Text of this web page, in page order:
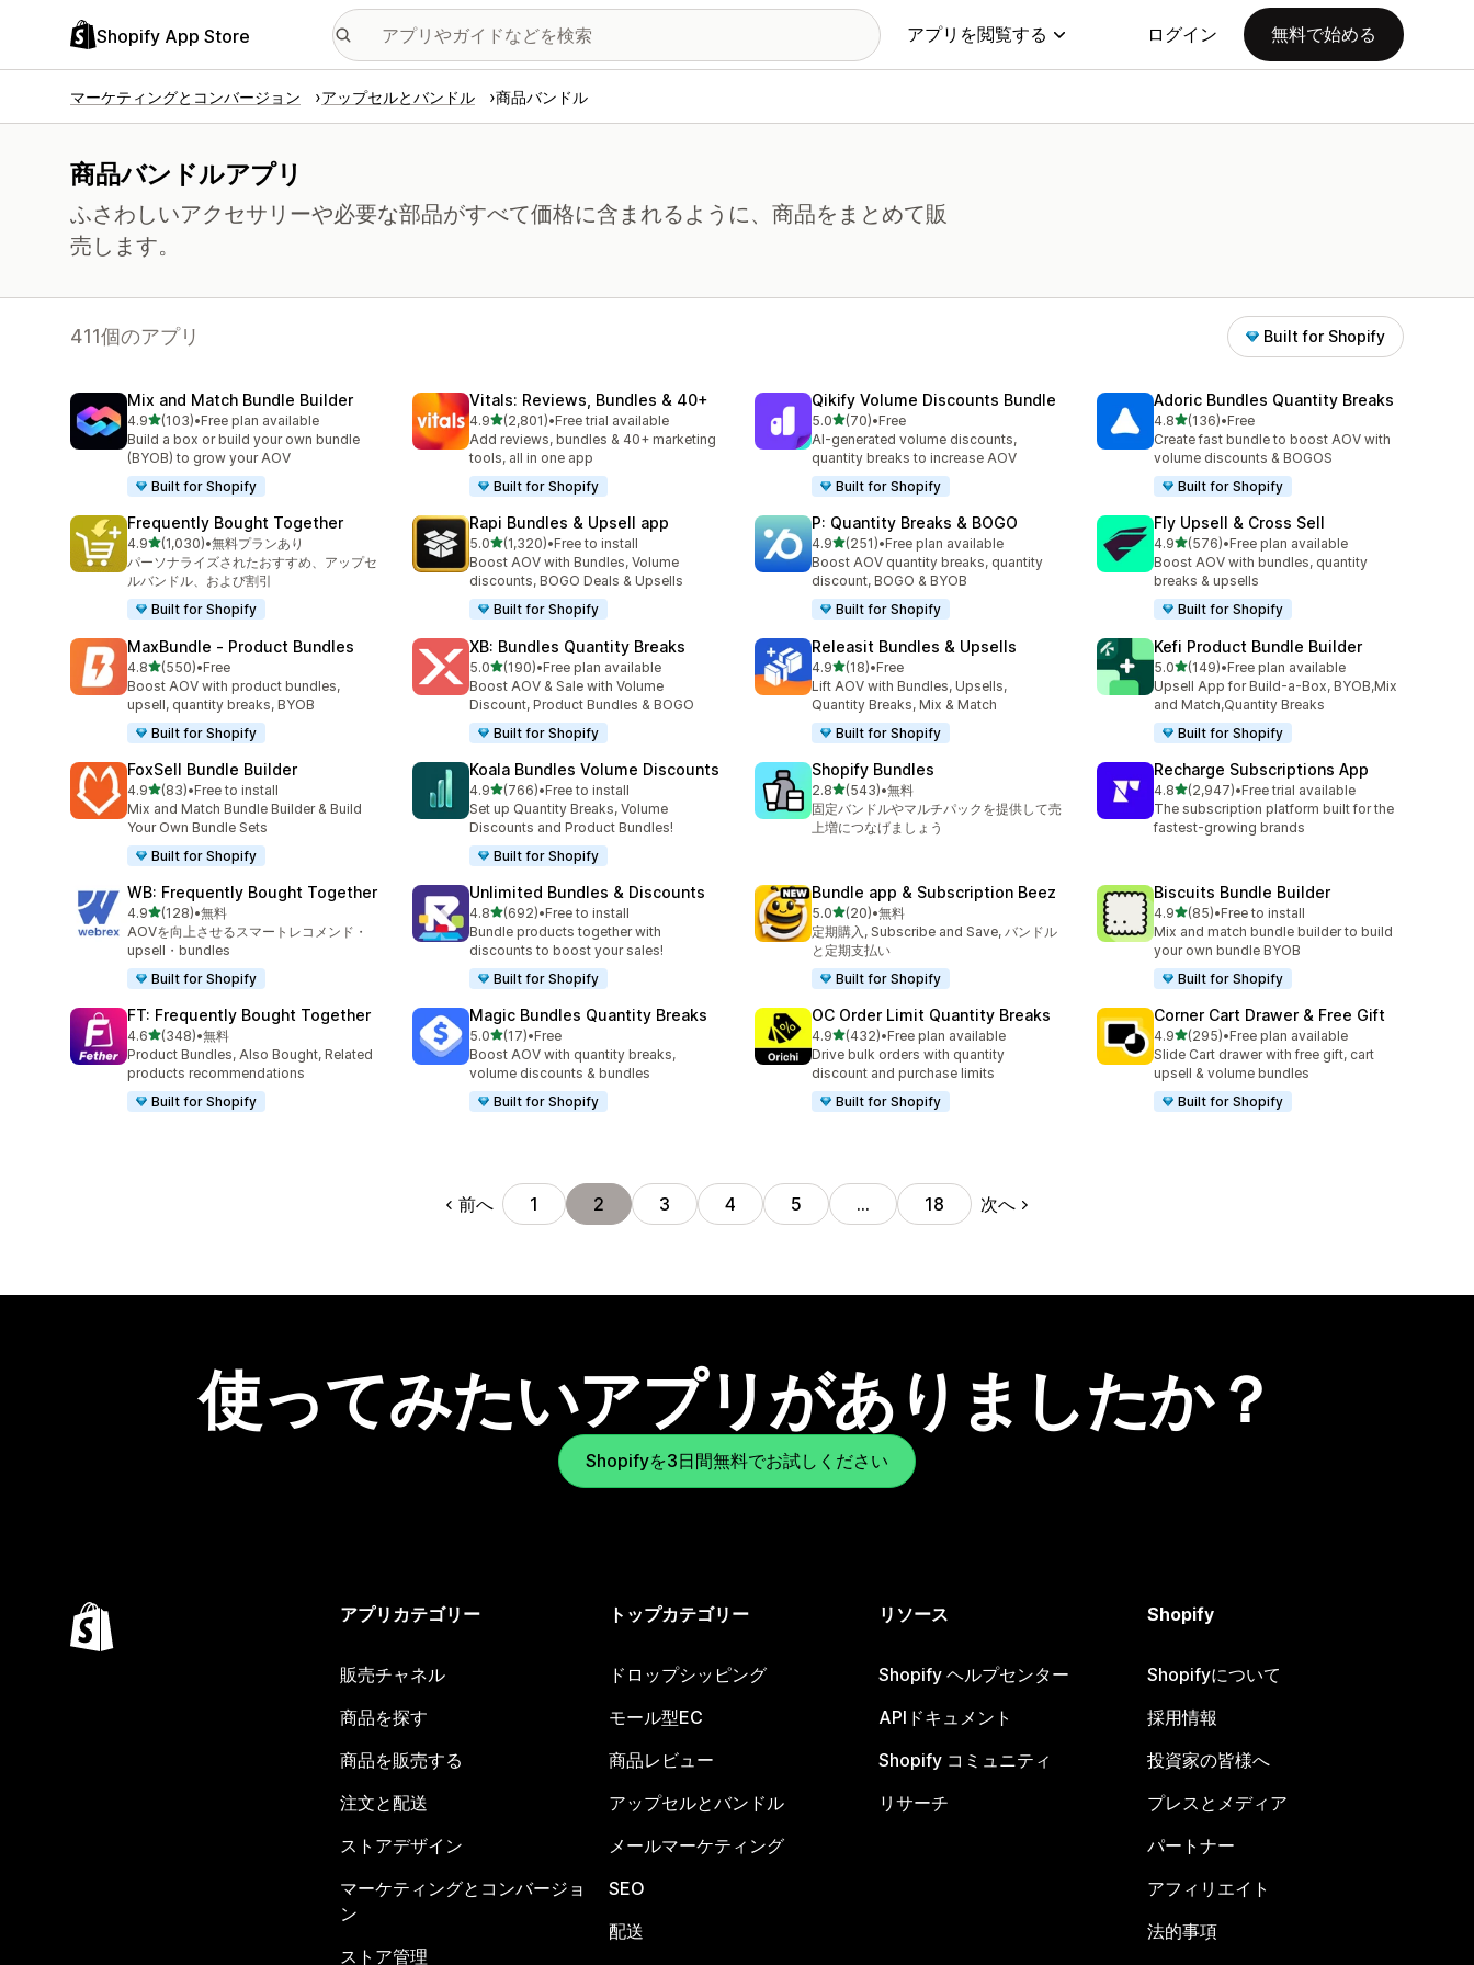
Shopify App Store アプリを閲覧する ログイン 無料で始める
マーケティングとコンバージョン アップセルとバンドル 商品バンドル
商品バンドルアプリ
ふさわしいアクセサリーや必要な部品がすべて価格に含まれるように、商品をまとめて販
売します。
411個のアプリ Built for Shopify
Mix and Match Bundle Builder
4.95つ星中
(103)
合計レビュー数：103件
•Free plan available
Build a box or build your own bundle
(BYOB) to grow your AOV
Built for Shopify
Vitals: Reviews, Bundles & 40+
4.95つ星中
(2,801)
合計レビュー数：2801件
•Free trial available
Add reviews, bundles & 40+ marketing
tools, all in one app
Built for Shopify
Qikify Volume Discounts Bundle
5.05つ星中
(70)
合計レビュー数：70件
•Free
AI-generated volume discounts,
quantity breaks to increase AOV
Built for Shopify
Adoric Bundles Quantity Breaks
4.85つ星中
(136)
合計レビュー数：136件
•Free
Create fast bundle to boost AOV with
volume discounts & BOGOS
Built for Shopify
Frequently Bought Together
4.95つ星中
(1,030)
合計レビュー数：1030件
•無料プランあり
パーソナライズされたおすすめ、アップセ
ルバンドル、および割引
Built for Shopify
Rapi Bundles & Upsell app
5.05つ星中
(1,320)
合計レビュー数：1320件
•Free to install
Boost AOV with Bundles, Volume
discounts, BOGO Deals & Upsells
Built for Shopify
P: Quantity Breaks & BOGO
4.95つ星中
(251)
合計レビュー数：251件
•Free plan available
Boost AOV quantity breaks, quantity
discount, BOGO & BYOB
Built for Shopify
Fly Upsell & Cross Sell
4.95つ星中
(576)
合計レビュー数：576件
•Free plan available
Boost AOV with bundles, quantity
breaks & upsells
Built for Shopify
MaxBundle ‑ Product Bundles
4.85つ星中
(550)
合計レビュー数：550件
•Free
Boost AOV with product bundles,
upsell, quantity breaks, BYOB
Built for Shopify
XB: Bundles Quantity Breaks
5.05つ星中
(190)
合計レビュー数：190件
•Free plan available
Boost AOV & Sale with Volume
Discount, Product Bundles & BOGO
Built for Shopify
Releasit Bundles & Upsells
4.95つ星中
(18)
合計レビュー数：18件
•Free
Lift AOV with Bundles, Upsells,
Quantity Breaks, Mix & Match
Built for Shopify
Kefi Product Bundle Builder
5.05つ星中
(149)
合計レビュー数：149件
•Free plan available
Upsell App for Build-a-Box, BYOB,Mix
and Match,Quantity Breaks
Built for Shopify
FoxSell Bundle Builder
4.95つ星中
(83)
合計レビュー数：83件
•Free to install
Mix and Match Bundle Builder & Build
Your Own Bundle Sets
Built for Shopify
Koala Bundles Volume Discounts
4.95つ星中
(766)
合計レビュー数：766件
•Free to install
Set up Quantity Breaks, Volume
Discounts and Product Bundles!
Built for Shopify
Shopify Bundles
2.85つ星中
(543)
合計レビュー数：543件
•無料
固定バンドルやマルチパックを提供して売
上増につなげましょう
Recharge Subscriptions App
4.85つ星中
(2,947)
合計レビュー数：2947件
•Free trial available
The subscription platform built for the
fastest-growing brands
WB: Frequently Bought Together
4.95つ星中
(128)
合計レビュー数：128件
•無料
AOVを向上させるスマートレコメンド・
upsell・bundles
Built for Shopify
Unlimited Bundles & Discounts
4.85つ星中
(692)
合計レビュー数：692件
•Free to install
Bundle products together with
discounts to boost your sales!
Built for Shopify
Bundle app & Subscription Beez
5.05つ星中
(20)
合計レビュー数：20件
•無料
定期購入, Subscribe and Save, バンドル
と定期支払い
Built for Shopify
Biscuits Bundle Builder
4.95つ星中
(85)
合計レビュー数：85件
•Free to install
Mix and match bundle builder to build
your own bundle BYOB
Built for Shopify
FT: Frequently Bought Together
4.65つ星中
(348)
合計レビュー数：348件
•無料
Product Bundles, Also Bought, Related
products recommendations
Built for Shopify
Magic Bundles Quantity Breaks
5.05つ星中
(17)
合計レビュー数：17件
•Free
Boost AOV with quantity breaks,
volume discounts & bundles
Built for Shopify
OC Order Limit Quantity Breaks
4.95つ星中
(432)
合計レビュー数：432件
•Free plan available
Drive bulk orders with quantity
discount and purchase limits
Built for Shopify
Corner Cart Drawer & Free Gift
4.95つ星中
(295)
合計レビュー数：295件
•Free plan available
Slide Cart drawer with free gift, cart
upsell & volume bundles
Built for Shopify
前へ 1 2 3 4 5 … 18 次へ
使ってみたいアプリがありましたか？
Shopifyを3日間無料でお試しください
アプリカテゴリー
販売チャネル
商品を探す
商品を販売する
注文と配送
ストアデザイン
マーケティングとコンバージョ
ン
ストア管理
トップカテゴリー
ドロップシッピング
モール型EC
商品レビュー
アップセルとバンドル
メールマーケティング
SEO
配送
リソース
Shopify ヘルプセンター
APIドキュメント
Shopify コミュニティ
リサーチ
Shopify
Shopifyについて
採用情報
投資家の皆様へ
プレスとメディア
パートナー
アフィリエイト
法的事項